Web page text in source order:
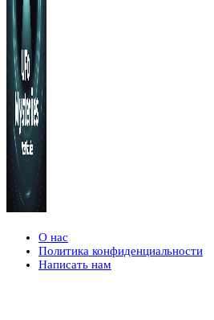
О нас
Политика конфиденциальности
Написать нам